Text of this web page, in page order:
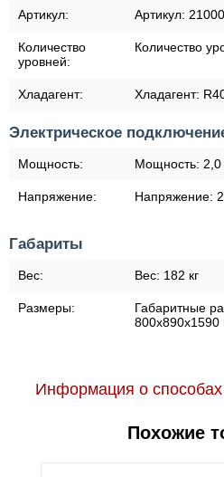
Артикул: Артикул:
Количество
уровней:
Количество
Хладагент: Хладагент:
Электрическое
Мощность: Мощность: 2,0
Напряжение: Напряжение:
Габариты
Вес: Вес: 182 кг
Размеры:
Габаритные
Информация о
Похожие